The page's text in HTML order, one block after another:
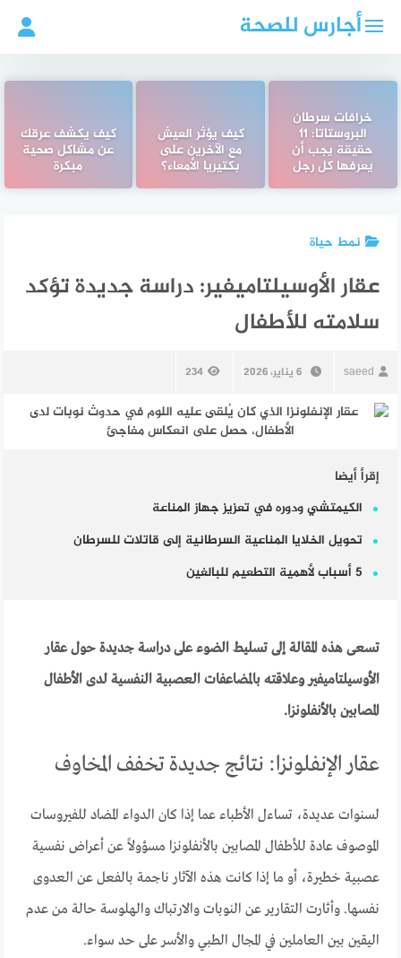
أجارس للصحة
خرافات سرطان
البروستاتا: 11
حقيقة يجب أن
يعرفها كل رجل
كيف يؤثر العيش
مع الآخرين على
بكتيريا الأمعاء؟
كيف يكشف عرقك
عن مشاكل صحية
مبكرة
نمط حياة
عقار الأوسيلتاميفير: دراسة جديدة تؤكد
سلامته للأطفال
saeed 6 يناير، 2026 234
إقرأ أيضا
الكيمتشي ودوره في تعزيز جهاز المناعة
تحويل الخلايا المناعية السرطانية إلى قاتلات للسرطان
5 أسباب لأهمية التطعيم للبالغين
تسعى هذه المقالة إلى تسليط الضوء على دراسة جديدة حول عقار
الأوسيلتاميفير وعلاقته بالمضاعفات العصبية النفسية لدى الأطفال
المصابين بالأنفلونزا.
عقار الإنفلونزا: نتائج جديدة تخفف المخاوف
لسنوات عديدة، تساءل الأطباء عما إذا كان الدواء المضاد للفيروسات
الموصوف عادة للأطفال المصابين بالأنفلونزا مسؤولاً عن أعراض نفسية
عصبية خطيرة، أو ما إذا كانت هذه الآثار ناجمة بالفعل عن العدوى
نفسها. وأثارت التقارير عن النوبات والارتباك والهلوسة حالة من عدم
اليقين بين العاملين في المجال الطبي والأسر على حد سواء.